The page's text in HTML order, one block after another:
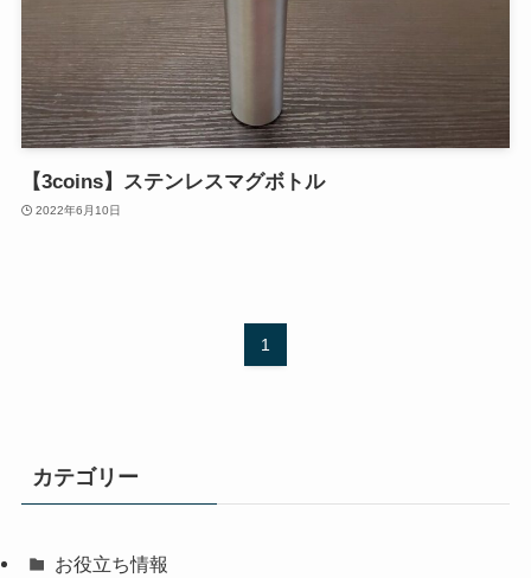
【3coins】ステンレスマグボトル
2022年6月10日
1
カテゴリー
お役立ち情報